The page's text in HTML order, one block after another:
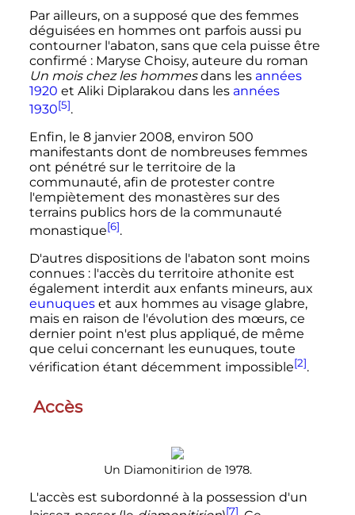
Par ailleurs, on a supposé que des femmes
déguisées en hommes ont parfois aussi pu
contourner l'abaton, sans que cela puisse être
confirmé : Maryse Choisy, auteure du roman
Un mois chez les hommesdans les années
1920 et Aliki Diplarakou dans les années
1930[5].
Enfin, le 8 janvier 2008, environ 500
manifestants dont de nombreuses femmes
ont pénétré sur le territoire de la
communauté, afin de protester contre
l'empiètement des monastères sur des
terrains publics hors de la communauté
monastique[6].
D'autres dispositions de l'abaton sont moins
connues : l'accès du territoire athonite est
également interdit aux enfants mineurs, aux
eunuqueset aux hommes au visage glabre,
mais en raison de l'évolution des mœurs, ce
dernier point n'est plus appliqué, de même
que celui concernant les eunuques, toute
vérification étant décemment impossible[2].
Accès
Un Diamonitirion de 1978.
L'accès est subordonné à la possession d'un
[7]